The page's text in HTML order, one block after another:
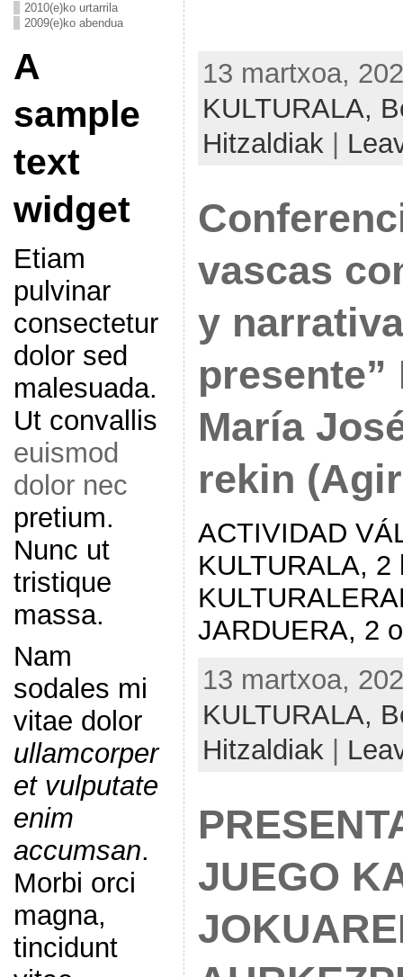
2010(e)ko urtarrila
2009(e)ko abendua
A
sample
text
widget
Etiam
pulvinar
consectetur
dolor sed
malesuada.
Ut convallis
euismod
dolor nec
pretium.
Nunc ut
tristique
massa.
Nam
sodales mi
vitae dolor
ullamcorper
et vulputate
enim
accumsan.
Morbi orci
magna,
tincidunt
13 martxoa,
KULTURALA,
Hitzaldiak |
vascas
y
María
rekin
ACTIVIDAD
KULTURALA,
JARDUERA, 2
13 martxoa,
KULTURALA,
Hitzaldiak|
JUEGO